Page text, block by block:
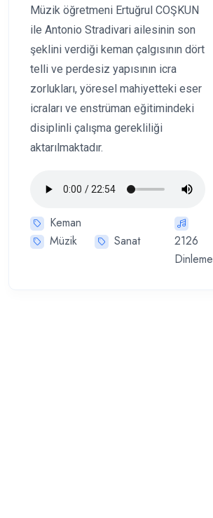
Müzik öğretmeni Ertuğrul COŞKUN
ile Antonio Stradivari ailesinin son
şeklini verdiği keman çalgısının dört
telli ve perdesiz yapısının icra
zorlukları, yöresel mahiyetteki eser
icraları ve enstrüman eğitimindeki
disiplinli çalışma gerekliliği
aktarılmaktadır.
Keman
Müzik
Sanat
2126
Dinleme